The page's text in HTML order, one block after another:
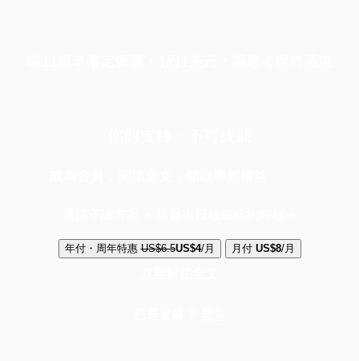
年付・周年特惠 US$6.5US$4/月 月付 US$8/月